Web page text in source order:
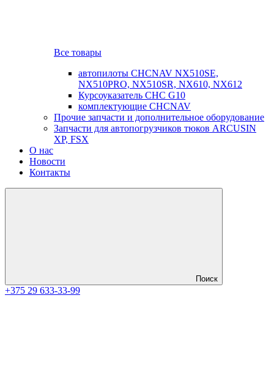
Все товары
автопилоты CHCNAV NX510SE,
NX510PRO, NX510SR, NX610, NX612
Курсоуказатель CHC G10
комплектующие CHCNAV
Прочие запчасти и дополнительное оборудование
Запчасти для автопогрузчиков тюков ARCUSIN
XP, FSX
О нас
Новости
Контакты
Поиск
+375 29 633-33-99